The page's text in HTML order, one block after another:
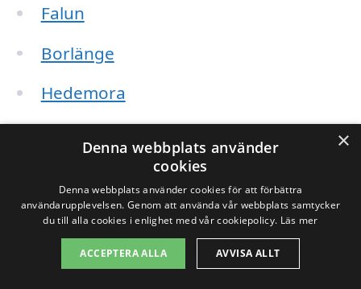
Falun
Borlänge
Hedemora
Säter
Borlänge
×
Denna webbplats använder
cookies
Denna webbplats använder cookies för att förbättra
användarupplevelsen. Genom att använda vår webbplats samtycker
du till alla cookies i enlighet med vår cookiepolicy. Läs mer
ACCEPTERA ALLA AVVISA ALLT